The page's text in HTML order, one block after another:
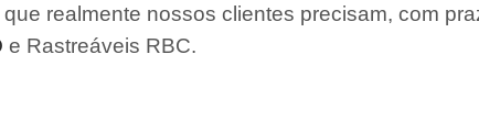
realmente nossos clientes precisam, com
e Rastreáveis RBC.